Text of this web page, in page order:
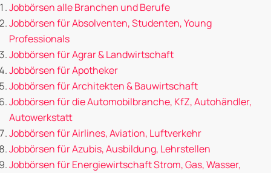
Jobbörsen alle Branchen und Berufe
Jobbörsen für Absolventen, Studenten, Young
Professionals
Jobbörsen für Agrar & Landwirtschaft
Jobbörsen für Apotheker
Jobbörsen für Architekten & Bauwirtschaft
Jobbörsen für die Automobilbranche, KfZ, Autohändler,
Autowerkstatt
Jobbörsen für Airlines, Aviation, Luftverkehr
Jobbörsen für Azubis, Ausbildung, Lehrstellen
Jobbörsen für Energiewirtschaft Strom, Gas, Wasser,